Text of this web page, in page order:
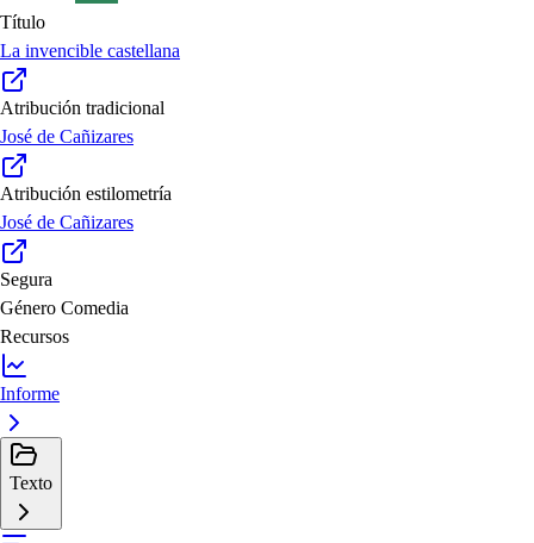
Título
La invencible castellana
Atribución tradicional
José de Cañizares
Atribución estilometría
José de Cañizares
Segura
Género Comedia
Recursos
Informe
Texto